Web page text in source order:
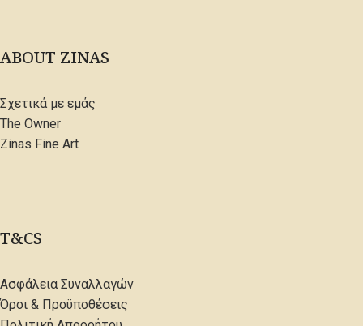
ABOUT ZINAS
Σχετικά με εμάς
The Owner
Zinas Fine Art
T&CS
Ασφάλεια Συναλλαγών
Όροι & Προϋποθέσεις